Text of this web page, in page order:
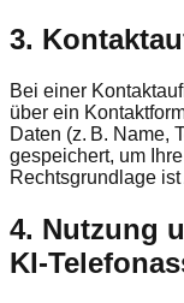
3.
Bei einer
über ein
Daten (z. B. Name,
gespeichert, um
Rechtsgrundlage ist
4. Nutzung